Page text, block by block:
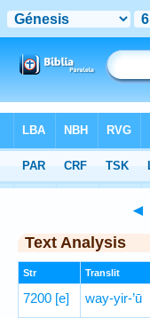
Hebrew> Genesis 6:2
◄
Text Analysis
Str Translit
7200 [e] way-yir-’ū